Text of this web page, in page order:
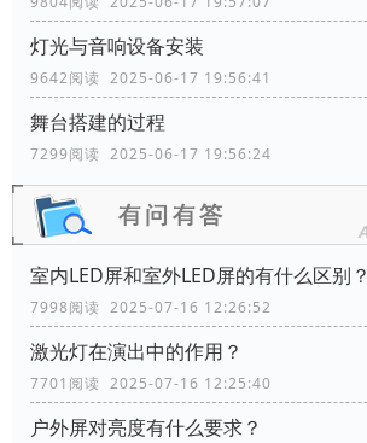
灯光与音响设备安装
9642阅读 2025-06-17 19:56:41
舞台搭建的过程
7299阅读 2025-06-17 19:56:24
室内LED屏和室外LED屏的有什么区别？
7998阅读 2025-07-16 12:26:52
激光灯在演出中的作用？
7701阅读 2025-07-16 12:25:40
户外屏对亮度有什么要求？